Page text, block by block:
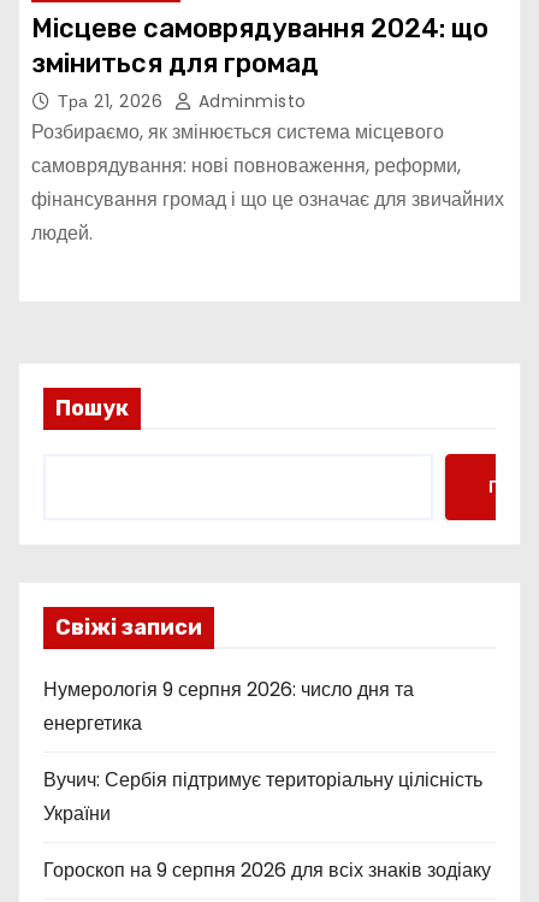
Місцеве самоврядування 2024: що
зміниться для громад
Тра 21, 2026 Adminmisto
Розбираємо, як змінюється система місцевого
самоврядування: нові повноваження, реформи,
фінансування громад і що це означає для звичайних
людей.
Пошук
Свіжі записи
Нумерологія 9 серпня 2026: число дня та
енергетика
Вучич: Сербія підтримує територіальну цілісність
України
Гороскоп на 9 серпня 2026 для всіх знаків зодіаку